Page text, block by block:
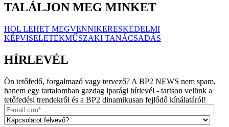
TALÁLJON MEG MINKET
HOL LEHET MEGVENNIKERESKEDELMI
KÉPVISELETEKMŰSZAKI TANÁCSADÁS
HÍRLEVÉL
Ön tetőfedő, forgalmazó vagy tervező? A BP2 NEWS nem spam,
hanem egy tartalomban gazdag iparági hírlevél - tartson velünk a
tetőfedési trendekről és a BP2 dinamikusan fejlődő kínálatáról!